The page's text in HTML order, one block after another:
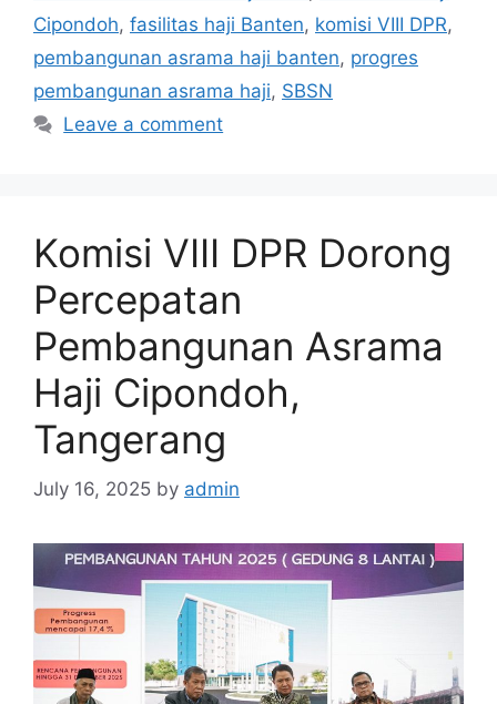
Cipondoh, fasilitas haji Banten, komisi VIII DPR,
pembangunan asrama haji banten, progres
pembangunan asrama haji, SBSN
Leave a comment
Komisi VIII DPR Dorong
Percepatan
Pembangunan Asrama
Haji Cipondoh,
Tangerang
July 16, 2025 by admin